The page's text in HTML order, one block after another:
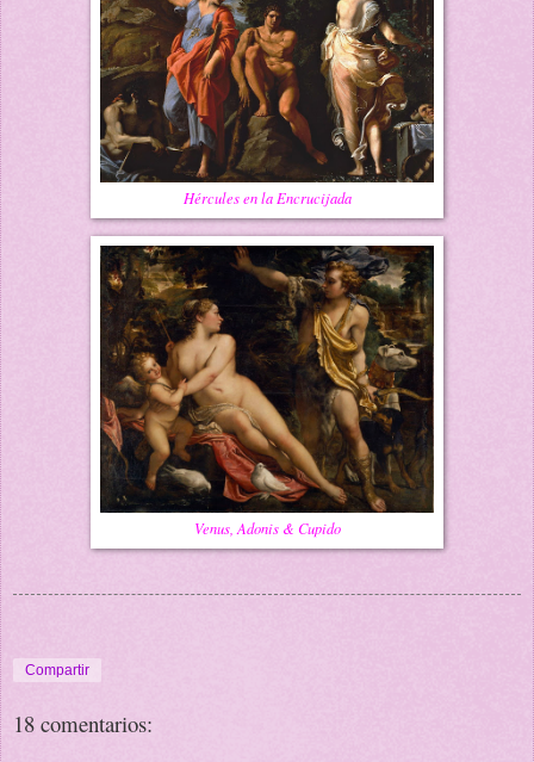
Hércules en la Encrucijada
Venus, Adonis & Cupido
Compartir
18 comentarios: